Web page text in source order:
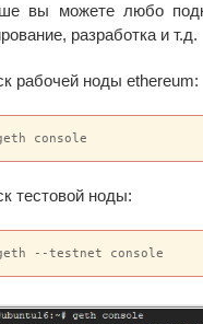
вы можете любо
разработка и т.д.
рабочей ноды ethereum:
console
тестовой ноды:
--testnet console